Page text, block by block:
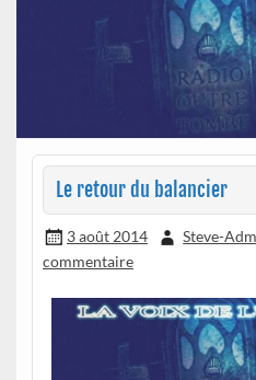
Le retour du balancier
3 août 2014 Steve-
commentaire